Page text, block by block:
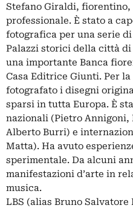
Stefano Giraldi, fiorentino,
professionale. È stato a
fotografica per una serie
Palazzi storici della città
una importante Banca
Casa Editrice Giunti. Per
fotografato i disegni
sparsi in tutta Europa. È
nazionali (Pietro
Alberto Burri) e
Matta). Ha avuto
sperimentale. Da alcuni
manifestazioni d’arte in
musica.
LBS (alias Bruno